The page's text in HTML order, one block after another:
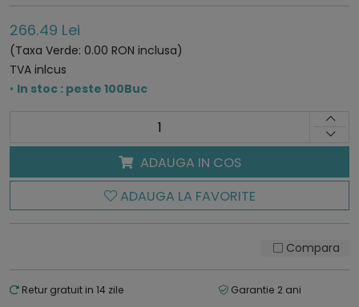
266.49 Lei
(Taxa Verde: 0.00 RON inclusa)
TVA inlcus
• In stoc : peste 100Buc
ADAUGA IN COS
ADAUGA LA FAVORITE
Compara
Retur gratuit in 14 zile Garantie 2 ani